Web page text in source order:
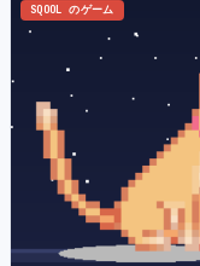
SQOOL のゲーム